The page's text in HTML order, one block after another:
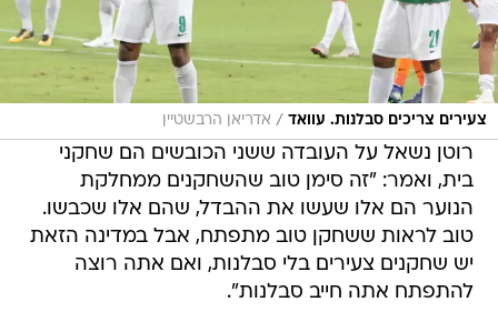
צעירים צריכים סבלנות. עוואד / אדריאן הרבשטיין
רוטן נשאל על העובדה ששני הכובשים הם שחקני
בית, ואמר: "זה סימן טוב שהשחקנים ממחלקת
הנוער הם אלו שעשו את ההבדל, שהם אלו שכבשו.
טוב לראות ששחקן טוב מתפתח, אבל במדינה הזאת
יש שחקנים צעירים בלי סבלנות, ואם אתה רוצה
להתפתח אתה חייב סבלנות".